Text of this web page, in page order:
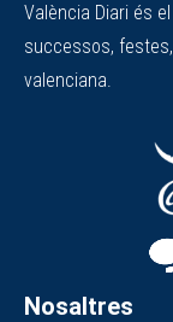
València Diari és
successos,
valenciana.
Nosaltres